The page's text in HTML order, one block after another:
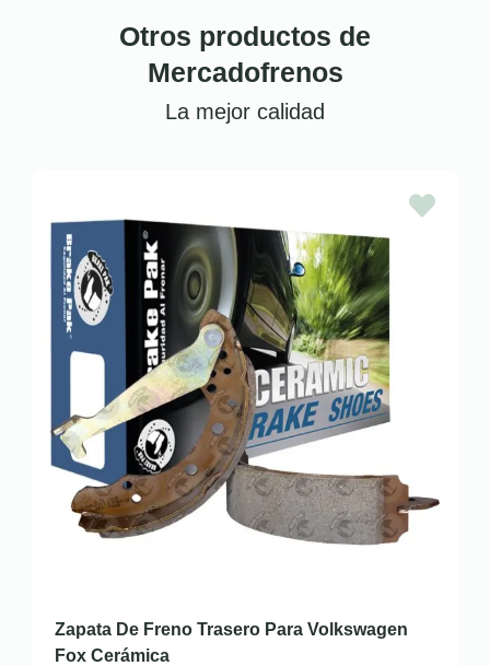
Otros productos de
Mercadofrenos
La mejor calidad
Zapata De Freno Trasero Para Volkswagen
Fox Cerámica